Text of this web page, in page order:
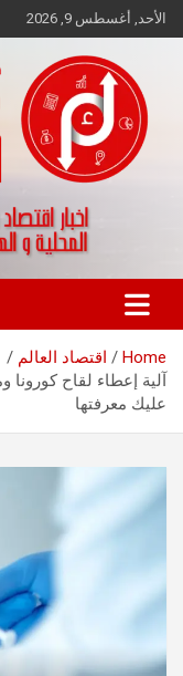
Skip
to
الأحد, أغسطس 9, 2026
كواليس
اخبار اقتصاد فلسطين و
Home
اقتصاد العالم
آلية إعطاء لقاح
عليك معرفتها